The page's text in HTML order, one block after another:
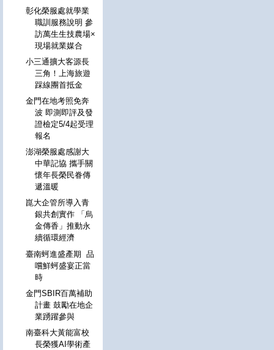
彰化榮服處就學業
職訓服務說明 參
訪萬生生技農場×
現場就業媒合
小三通擴大客源長
三角！上海旅遊
踩線團首抵金
金門在地考照免奔
波 即測即評及發
證檢定5/4起受理
報名
澎湖榮服處感謝大
中華記協 攜手關
懷年長榮民眷傳
遞溫暖
崑大企管所導入青
銀共創實作 「烏
金傳香」推動永
續循環經濟
臺南蚵進盛產期 品
嚐鮮蚵盛宴正當
時
金門SBIR百萬補助
計畫 鼓勵在地企
業踴躍參與
南臺科大黃能富校
長榮獲AI學術產